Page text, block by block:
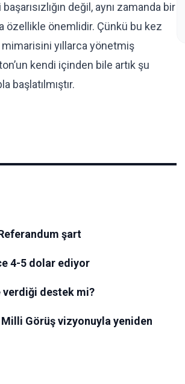
değil, aynı zamanda bir
özellikle önemlidir. Çünkü bu kez
mimarisini yıllarca yönetmiş
kendi içinden bile artık şu
başlatılmıştır.
şart
4-5 dolar ediyor
verdiği destek mi?
Milli Görüş vizyonuyla yeniden